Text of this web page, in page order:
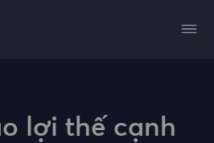
lợi thế cạnh